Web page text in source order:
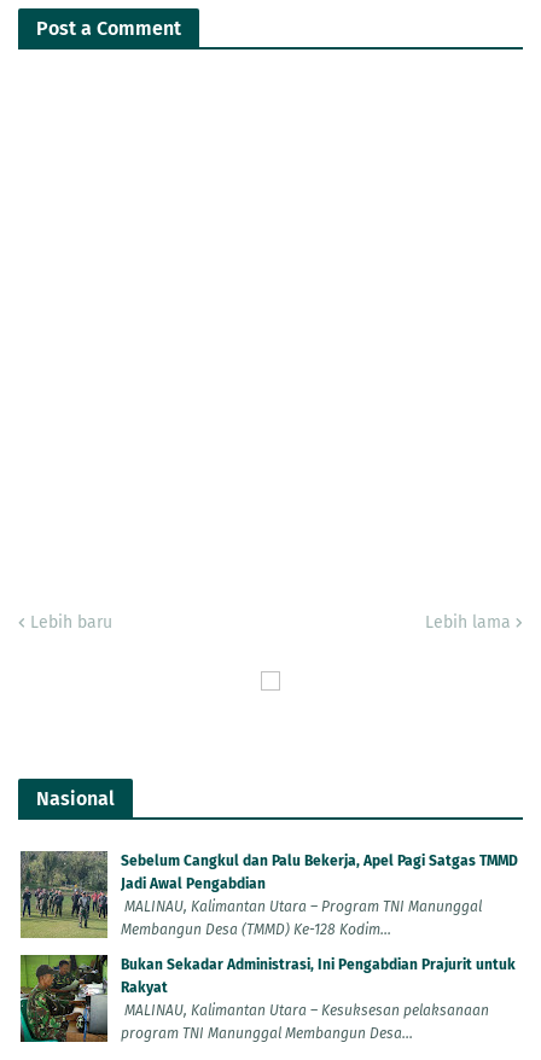
Post a Comment
Lebih baru Lebih lama
Nasional
Sebelum Cangkul dan Palu Bekerja, Apel Pagi Satgas TMMD
Jadi Awal Pengabdian
MALINAU, Kalimantan Utara – Program TNI Manunggal
Membangun Desa (TMMD) Ke-128 Kodim...
Bukan Sekadar Administrasi, Ini Pengabdian Prajurit untuk
Rakyat
MALINAU, Kalimantan Utara – Kesuksesan pelaksanaan
program TNI Manunggal Membangun Desa...